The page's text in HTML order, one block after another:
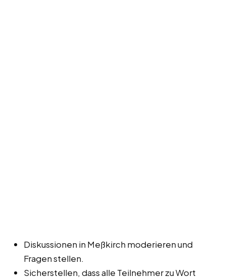
Diskussionen in Meßkirch moderieren und
Fragen stellen.
Sicherstellen, dass alle Teilnehmer zu Wort